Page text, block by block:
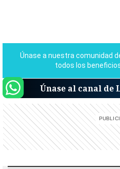
Únase al canal de